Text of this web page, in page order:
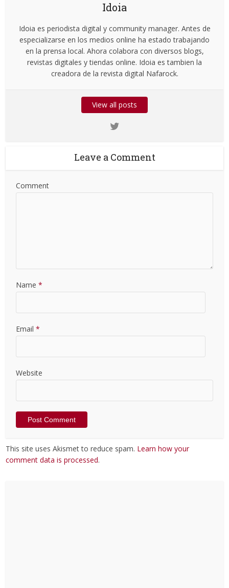
Idoia
Idoia es periodista digital y community manager. Antes de
especializarse en los medios online ha estado trabajando
en la prensa local. Ahora colabora con diversos blogs,
revistas digitales y tiendas online. Idoia es tambien la
creadora de la revista digital Nafarock.
View all posts
Leave a Comment
Comment
Name *
Email *
Website
This site uses Akismet to reduce spam. Learn how your
comment data is processed.